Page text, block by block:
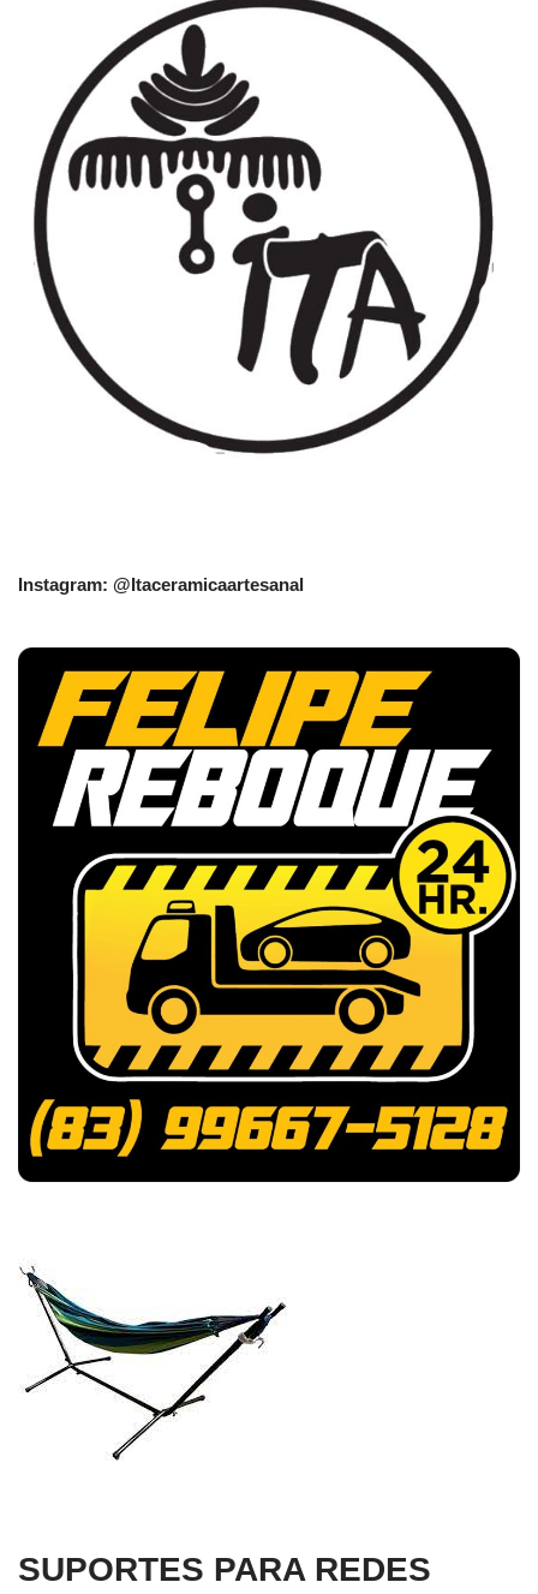
Instagram: @Itaceramicaartesanal
SUPORTES PARA REDES